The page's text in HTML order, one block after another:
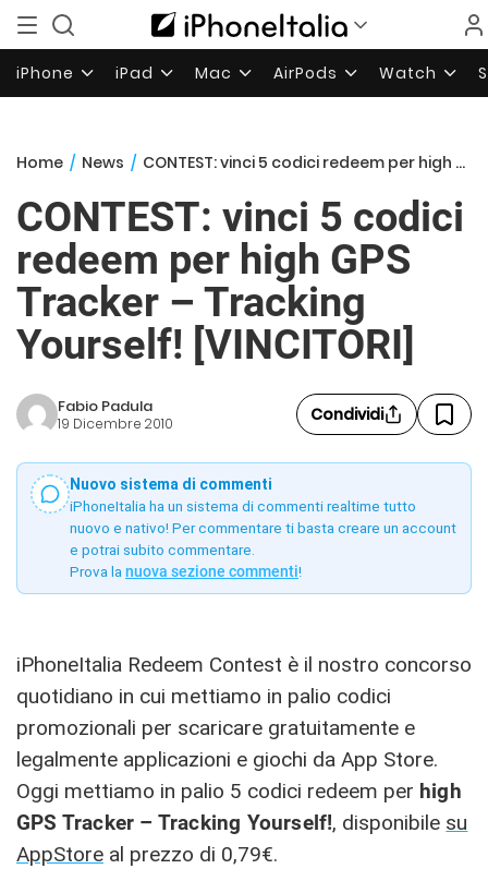
iPhone iPad Mac AirPods Watch
Home / News / CONTEST: vinci 5 codici redeem per high GPS Tracker – Tracking Yourself! [VINCITORI]
CONTEST: vinci 5 codici
redeem per high GPS
Tracker – Tracking
Yourself! [VINCITORI]
Fabio Padula
19 Dicembre 2010 Condividi
Nuovo sistema di commenti
iPhoneItalia ha un sistema di commenti realtime tutto
nuovo e nativo! Per commentare ti basta creare un account
e potrai subito commentare.
Prova la nuova sezione commenti!
iPhoneItalia Redeem Contest è il nostro concorso
quotidiano in cui mettiamo in palio codici
promozionali per scaricare gratuitamente e
legalmente applicazioni e giochi da App Store.
Oggi mettiamo in palio 5 codici redeem per high
GPS Tracker – Tracking Yourself!, disponibile su
AppStore al prezzo di 0,79€.